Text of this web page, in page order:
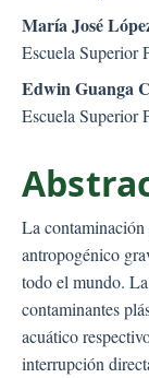
b
a
María José
Escuela Superior
Edwin Guanga
Escuela Superior
La contaminación
antropogénico
todo el mundo.
contaminantes
acuático
interrupción